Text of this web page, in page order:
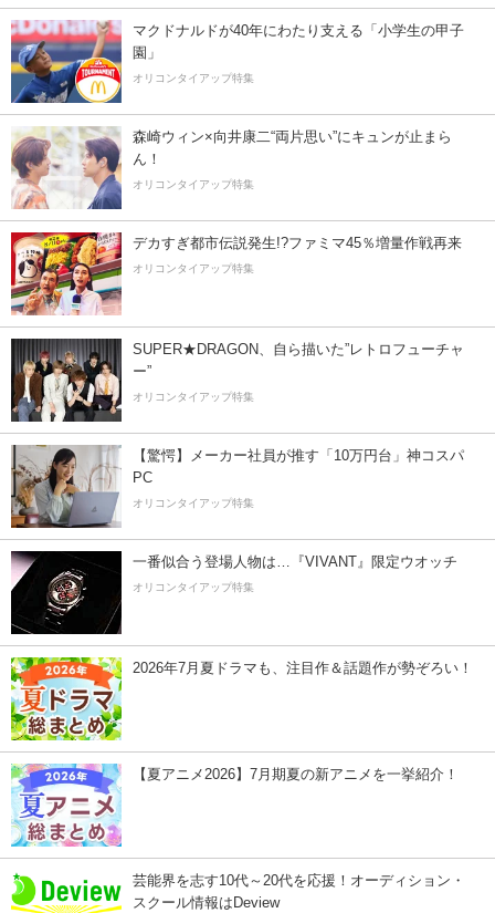
マクドナルドが40年にわたり支える「小学生の甲子
園」
オリコンタイアップ特集
森崎ウィン×向井康二“両片思い”にキュンが止まら
ん！
オリコンタイアップ特集
デカすぎ都市伝説発生!?ファミマ45％増量作戦再来
オリコンタイアップ特集
SUPER★DRAGON、自ら描いた”レトロフューチャ
ー”
オリコンタイアップ特集
【驚愕】メーカー社員が推す「10万円台」神コスパ
PC
オリコンタイアップ特集
一番似合う登場人物は…『VIVANT』限定ウオッチ
オリコンタイアップ特集
2026年7月夏ドラマも、注目作＆話題作が勢ぞろい！
【夏アニメ2026】7月期夏の新アニメを一挙紹介！
芸能界を志す10代～20代を応援！オーディション・
スクール情報はDeview